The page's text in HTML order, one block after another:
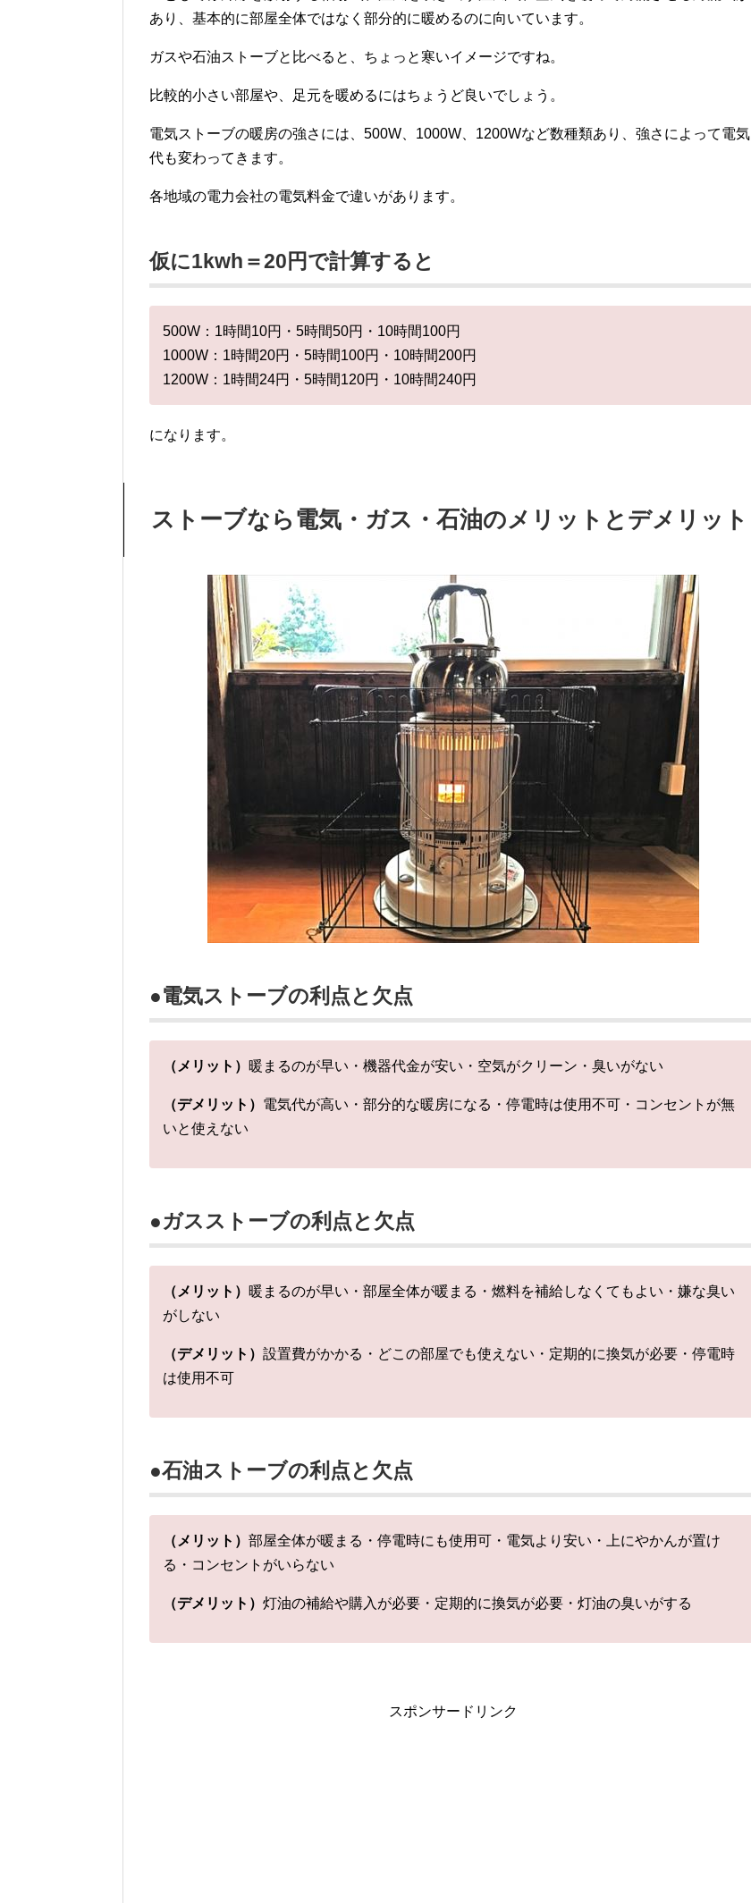
あり、基本的に部屋全体ではなく部分的に暖めるのに向いています。
ガスや石油ストーブと比べると、ちょっと寒いイメージですね。
比較的小さい部屋や、足元を暖めるにはちょうど良いでしょう。
電気ストーブの暖房の強さには、500W、1000W、1200Wなど数種類あり、強さによって電気
代も変わってきます。
各地域の電力会社の電気料金で違いがあります。
仮に1kwh＝20円で計算すると
500W：1時間10円・5時間50円・10時間100円
1000W：1時間20円・5時間100円・10時間200円
1200W：1時間24円・5時間120円・10時間240円
になります。
ストーブなら電気・ガス・石油のメリットとデメリット
●電気ストーブの利点と欠点
（メリット） 暖まるのが早い・機器代金が安い・空気がクリーン・臭いがない
（デメリット） 電気代が高い・部分的な暖房になる・停電時は使用不可・コンセントが無
いと使えない
●ガスストーブの利点と欠点
（メリット） 暖まるのが早い・部屋全体が暖まる・燃料を補給しなくてもよい・嫌な臭い
がしない
（デメリット） 設置費がかかる・どこの部屋でも使えない・定期的に換気が必要・停電時
は使用不可
●石油ストーブの利点と欠点
（メリット） 部屋全体が暖まる・停電時にも使用可・電気より安い・上にやかんが置け
る・コンセントがいらない
（デメリット） 灯油の補給や購入が必要・定期的に換気が必要・灯油の臭いがする
スポンサードリンク